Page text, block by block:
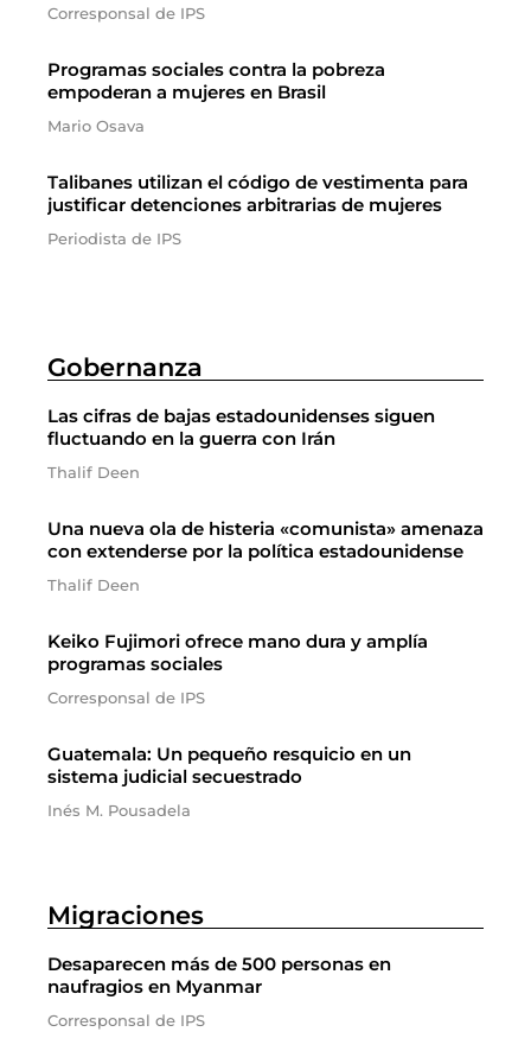
Corresponsal de IPS
Programas sociales contra la pobreza
empoderan a mujeres en Brasil
Mario Osava
Talibanes utilizan el código de vestimenta para
justificar detenciones arbitrarias de mujeres
Periodista de IPS
Gobernanza
Las cifras de bajas estadounidenses siguen
fluctuando en la guerra con Irán
Thalif Deen
Una nueva ola de histeria «comunista» amenaza
con extenderse por la política estadounidense
Thalif Deen
Keiko Fujimori ofrece mano dura y amplía
programas sociales
Corresponsal de IPS
Guatemala: Un pequeño resquicio en un
sistema judicial secuestrado
Inés M. Pousadela
Migraciones
Desaparecen más de 500 personas en
naufragios en Myanmar
Corresponsal de IPS